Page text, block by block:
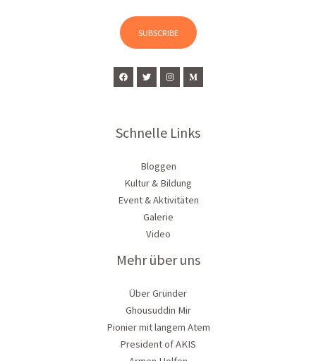
SUBSCRIBE
Schnelle Links
Bloggen
Kultur & Bildung
Event & Aktivitäten
Galerie
Video
Mehr über uns
Über Gründer
Ghousuddin Mir
Pionier mit langem Atem
President of AKIS